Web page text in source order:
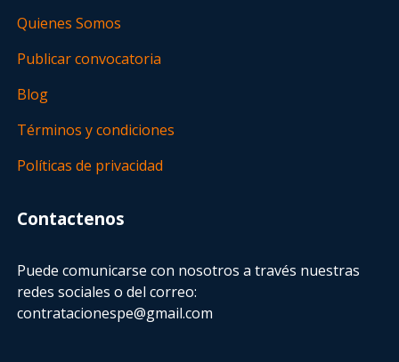
Quienes Somos
Publicar convocatoria
Blog
Términos y condiciones
Políticas de privacidad
Contactenos
Puede comunicarse con nosotros a través nuestras
redes sociales o del correo:
contratacionespe@gmail.com